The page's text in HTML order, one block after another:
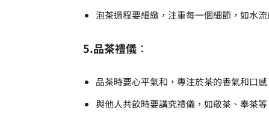
泡茶過程要細緻，注重每一個細節，如水流
5.品茶禮儀 ：
品茶時要心平氣和，專注於茶的香氣和口感
與他人共飲時要講究禮儀，如敬茶、奉茶等